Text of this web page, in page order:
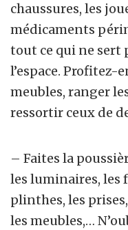
chaussures, les
médicaments
tout ce qui ne sert
l’espace. Profitez-
meubles, ranger
ressortir ceux de
– Faites la
les luminaires, les
plinthes, les
les meubles,…